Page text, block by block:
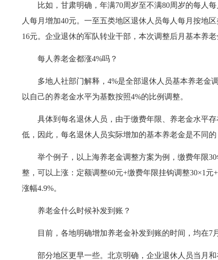
比如，甘肃明确，年满70周岁至不满80周岁的每人每
人每月增加40元。一至五类地区退休人员每人每月按地
16元。企业退休的军队转业干部，本次调整后月基本养
每人养老金都涨4%吗？
多地人社部门解释，4%是全部退休人员基本养老金
以自己的养老金水平为基数按照4%的比例调整。
具体到每名退休人员，由于缴费年限、养老金水平存
低，因此，每名退休人员实际增加的基本养老金是不同
举个例子，以上海养老金调整方案为例，缴费年限30
整，可以上涨：定额调整60元+缴费年限挂钩调整30×1元
涨幅4.9%。
养老金什么时候补发到账？
目前，各地明确增加养老金补发到账的时间，均在7
部分地区更早一些。北京明确，企业退休人员当月和